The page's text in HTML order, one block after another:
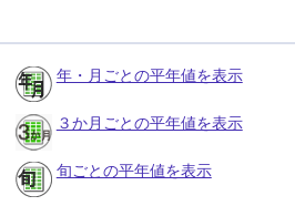
年・月ごとの平年値を表示
３か月ごとの平年値を表示
旬ごとの平年値を表示